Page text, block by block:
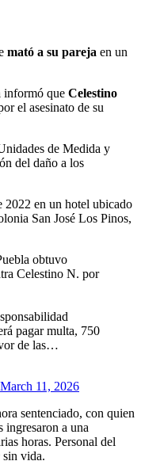
mató a su pareja en un
informó que Celestino
el asesinato de su
de Medida y
del daño a los
2022 en un hotel ubicado
San José Los Pinos,
obtuvo
Celestino N. por
pagar multa, 750
de las…
March 11, 2026
sentenciado, con quien
ingresaron a una
horas. Personal del
sin vida.